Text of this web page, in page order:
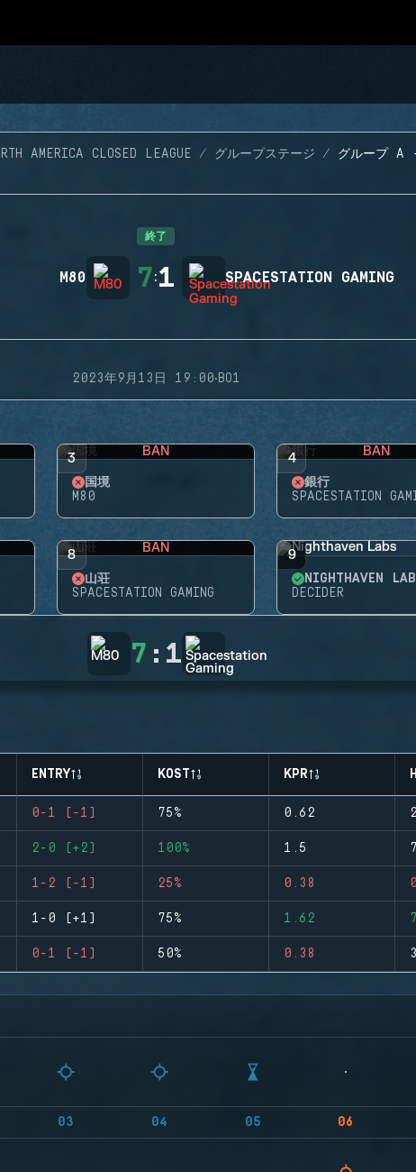
AMERICA CLOSED LEAGUE グループステージ グループ A
終了
M80 7:1 SPACESTATION GAMING
2023年9月13日 19:00·BO1
3 BAN
国境
M80
4 BAN
銀行
SPACESTATION
8 BAN
山荘
SPACESTATION GAMING
9
NIGHTHAVEN
DECIDER
7 : 1
ENTRY KOST KPR
0-1 (-1) 75% 0.62
2-0 (+2) 100% 1.5
1-2 (-1) 25% 0.38
1-0 (+1) 75% 1.62
0-1 (-1) 50% 0.38
03 04 05 06